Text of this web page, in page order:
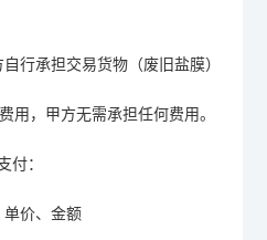
行承担交易货物（废旧盐膜）
用 ， 甲方无需承担任何费用。
付：
单价、金额